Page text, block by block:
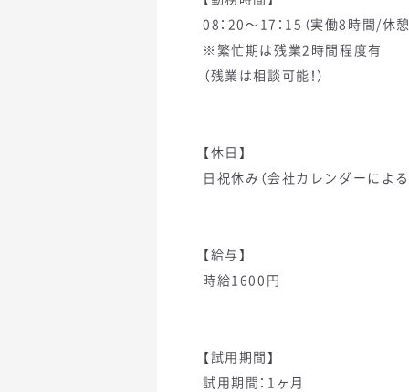
08：20～17：15（実働8時間/休憩
※繁忙期は残業2時間程度有
（残業は相談可能！）
【休日】
日祝休み（会社カレンダーによる
【給与】
時給1600円
【試用期間】
試用期間：1ヶ月